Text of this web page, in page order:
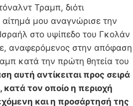
Τραμπ, διότι
μου αναγνώρισε την
στο υψίπεδο του Γκολάν
αναφερόμενος στην απόφαση
κατά την πρώτη θητεία του
αυτή αντίκειται προς σειρά
τον οποίο η περιοχή
και η προσάρτησή της